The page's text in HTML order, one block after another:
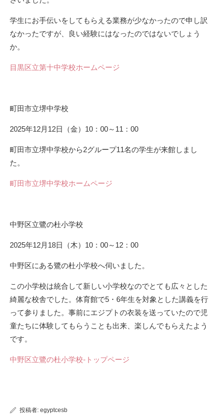
学生にお手伝いをしてもらえる業務が少なかったので申し訳
なかったですが、良い経験にはなったのではないでしょう
か。
目黒区立第十中学校ホームページ
町田市立堺中学校
2025年12月12日（金）10：00～11：00
町田市立堺中学校から2グループ11名の学生が来館しまし
た。
町田市立堺中学校ホームページ
中野区立鷺の杜小学校
2025年12月18日（木）10：00～12：00
中野区にある鷺の杜小学校へ伺いました。
この小学校は統合して新しい小学校なのでとても広々とした
綺麗な校舎でした。体育館で5・6年生を対象とした講義を行
って参りました。事前にエジプトの衣装を送っていたので児
童たちに体験してもらうことも出来、楽しんでもらえたよう
です。
中野区立鷺の杜小学校-トップページ
投稿者: egyptcesb